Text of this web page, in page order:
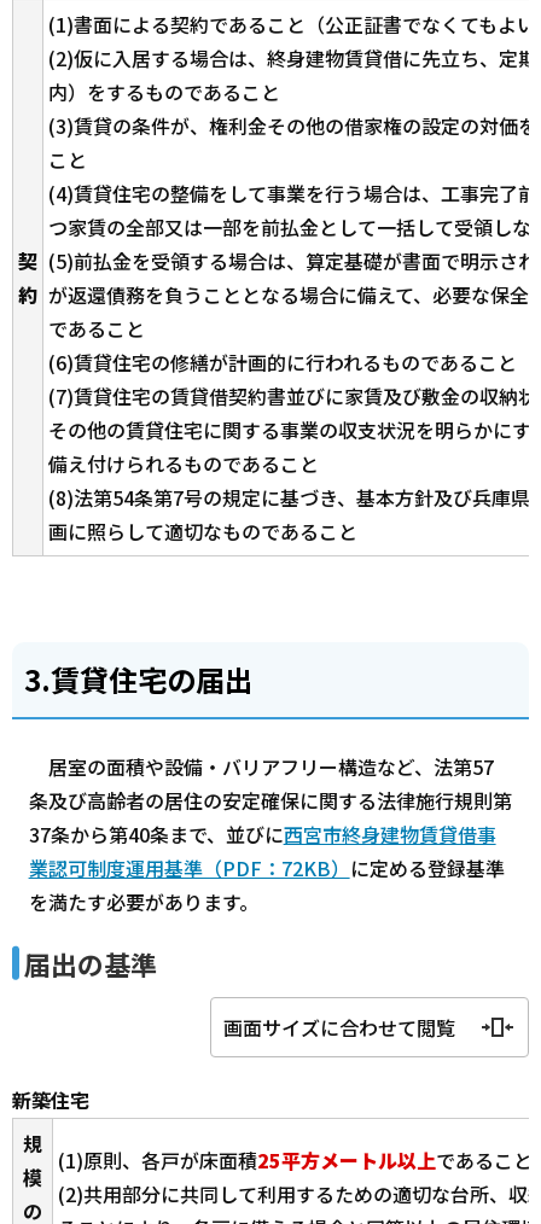
契
約
(1)書面による契約であること（公正証書でなくてもよ
(2)仮に入居する場合は、終身建物賃貸借に先立ち、定
内）をするものであること
(3)賃貸の条件が、権利金その他の借家権の設定の対価
こと
(4)賃貸住宅の整備をして事業を行う場合は、工事完了
つ家賃の全部又は一部を前払金として一括して受領しな
(5)前払金を受領する場合は、算定基礎が書面で明示さ
が返還債務を負うこととなる場合に備えて、必要な保全
であること
(6)賃貸住宅の修繕が計画的に行われるものであること
(7)賃貸住宅の賃貸借契約書並びに家賃及び敷金の収納
その他の賃貸住宅に関する事業の収支状況を明らかに
備え付けられるものであること
(8)法第54条第7号の規定に基づき、基本方針及び兵庫県
画に照らして適切なものであること
3.賃貸住宅の届出
居室の面積や設備・バリアフリー構造など、法第57
条及び高齢者の居住の安定確保に関する法律施行規則第
37条から第40条まで、並びに西宮市終身建物賃貸借事
業認可制度運用基準（PDF：72KB） に定める登録基準
を満たす必要があります。
届出の基準
画面サイズに合わせて閲覧
新築住宅
規
模
の
(1)原則、各戸が床面積25平方メートル以上であること
(2)共用部分に共同して利用するための適切な台所、収